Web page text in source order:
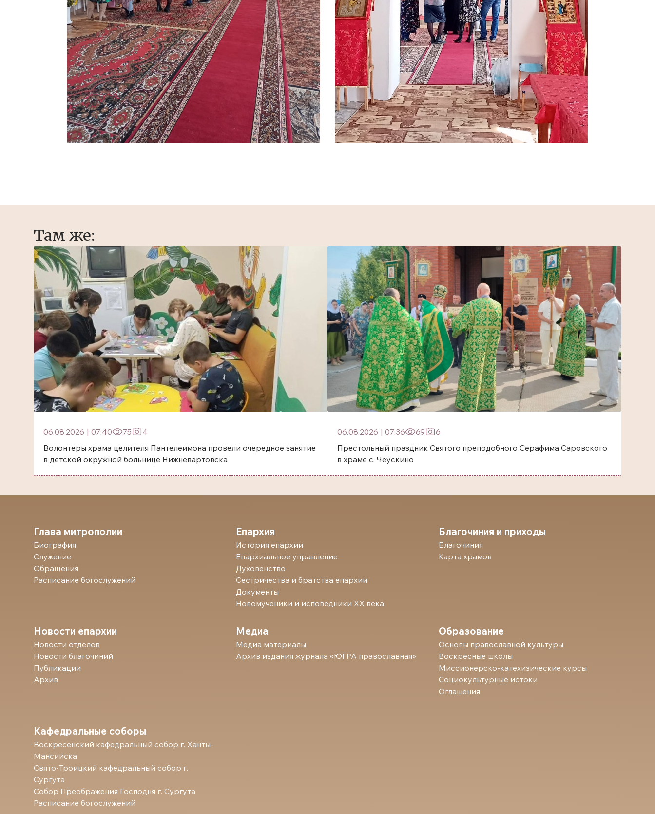
Там же:
06.08.2026 | 07:40 75
4
Волонтеры храма целителя Пантелеимона провели очередное занятие
в детской окружной больнице Нижневартовска
06.08.2026 | 07:36 69
6
Престольный праздник Святого преподобного Серафима Саровского
в храме с. Чеускино
Глава митрополии
Биография
Служение
Обращения
Расписание богослужений
Епархия
История епархии
Епархиальное управление
Духовенство
Сестричества и братства епархии
Документы
Новомученики и исповедники ХХ века
Благочиния и приходы
Благочиния
Карта храмов
Новости епархии
Новости отделов
Новости благочиний
Публикации
Архив
Медиа
Медиа материалы
Архив издания журнала «ЮГРА православная»
Образование
Основы православной культуры
Воскресные школы
Миссионерско-катехизические курсы
Социокультурные истоки
Оглашения
Кафедральные соборы
Воскресенский кафедральный собор г. Ханты-
Мансийска
Свято-Троицкий кафедральный собор г.
Сургута
Собор Преображения Господня г. Сургута
Расписание богослужений